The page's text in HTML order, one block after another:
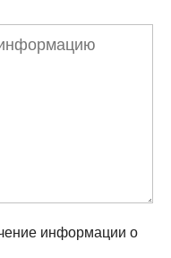
информации о